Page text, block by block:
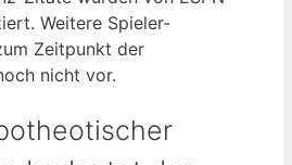
Weitere Spieler-
Zeitpunkt der
nicht vor.